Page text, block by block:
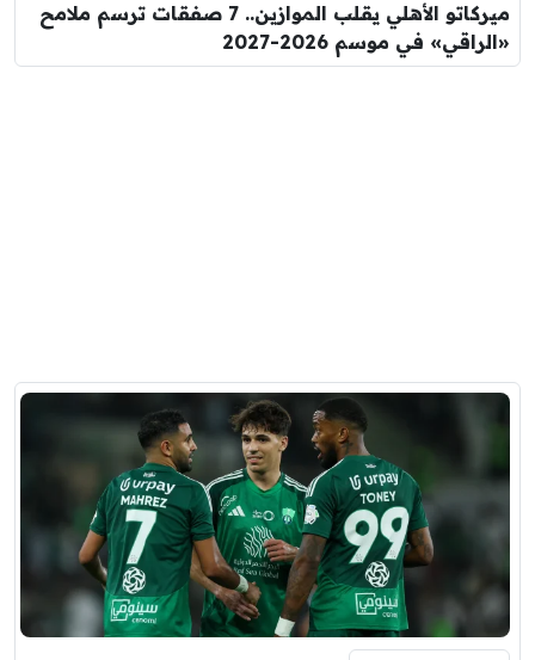
ميركاتو الأهلي يقلب الموازين.. 7 صفقات ترسم ملامح
«الراقي» في موسم 2026-2027